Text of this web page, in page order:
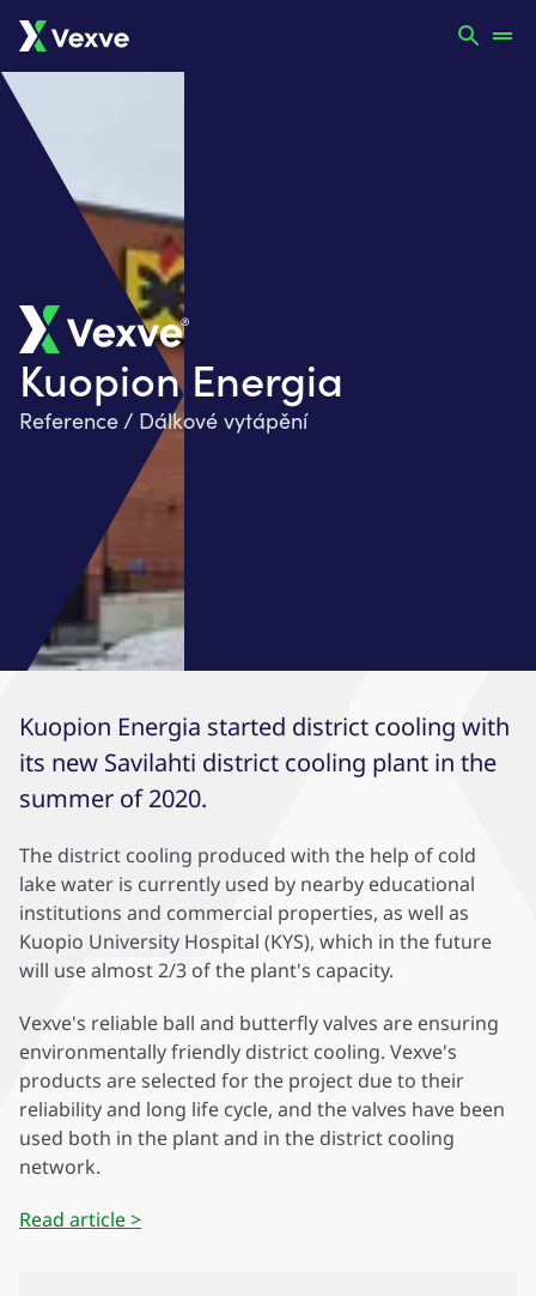
Kuopion Energia
Reference / Dálkové vytápění​
Kuopion Energia started district cooling with
its new Savilahti district cooling plant in the
summer of 2020.
The district cooling produced with the help of cold
lake water is currently used by nearby educational
institutions and commercial properties, as well as
Kuopio University Hospital (KYS), which in the future
will use almost 2/3 of the plant's capacity.
Vexve's reliable ball and butterfly valves are ensuring
environmentally friendly district cooling. Vexve's
products are selected for the project due to their
reliability and long life cycle, and the valves have been
used both in the plant and in the district cooling
network.
Read article >